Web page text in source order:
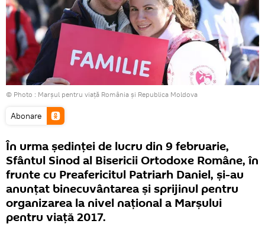
© Photo : Marșul pentru viață România și Republica Moldova
Abonare
În urma ședinței de lucru din 9 februarie,
Sfântul Sinod al Bisericii Ortodoxe Române, în
frunte cu Preafericitul Patriarh Daniel, și-au
anunțat binecuvântarea și sprijinul pentru
organizarea la nivel naţional a Marşului
pentru viaţă 2017.